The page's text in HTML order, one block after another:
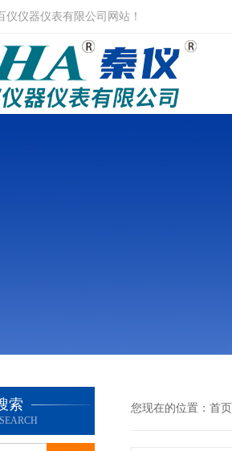
仪器仪表有限公司网站！
索 您现在的位置： 首页